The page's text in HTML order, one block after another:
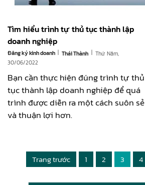
Tìm hiểu trình tự thủ tục thành lập
doanh nghiệp
Đăng ký kinh doanh | Thái Thành | Thứ Năm,
30/06/2022
Bạn cần thực hiện đúng trình tự thủ
tục thành lập doanh nghiệp để quá
trình được diễn ra một cách suôn sẻ
và thuận lợi hơn.
Trang trước 1 2 3 4